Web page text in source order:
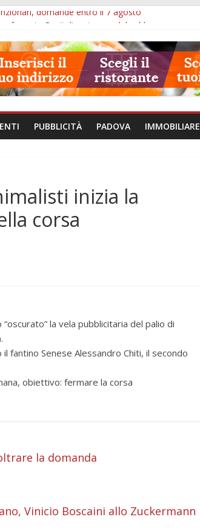
domande entro il 7 agosto
osservare davvero un’opera
morto, credito sul gasolio e IA nei Comuni
fino a settembre
PUBBLICITÀ PADOVA IMMOBILIARE
inizia la
corsa
la vela pubblicitaria del palio di
fantino Senese Alessandro Chiti, il secondo
obiettivo: fermare la corsa
la domanda
Vinicio Boscaini allo Zuckermann